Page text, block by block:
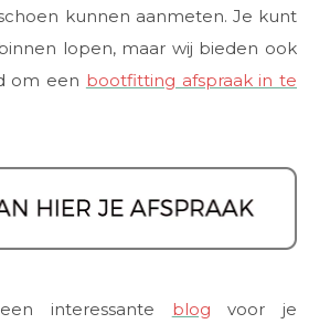
kunnen aanmeten. Je kunt
lopen, maar wij bieden ook
om een bootfitting afspraak in te
interessante blog voor je